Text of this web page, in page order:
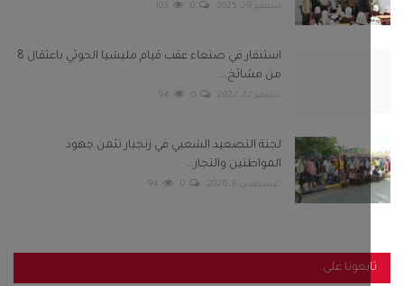
سبتمبر 29, 2025 0
103
استنفار في صنعاء عقب قيام مليشيا الحوثي باعتقال 8
من مشائخ...
0
94
لجنة التصعيد الشعبي في زنجبار تثمن جهود
المواطنين والتجار...
أغسطس 6, 2026 0
94
على